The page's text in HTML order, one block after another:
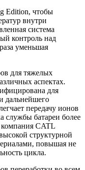
Edition, чтобы
внутри
система
контроль над
уменьшая
для тяжелых
аспектах.
для
дальнейшего
передачу ионов
службы батареи более
CATL
структурной
повышая не
цикла.